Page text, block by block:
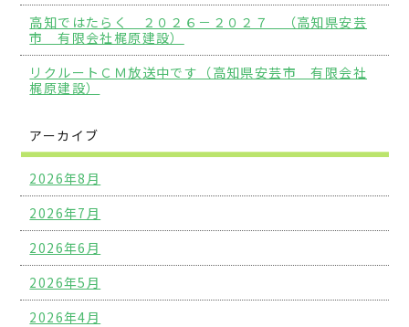
高知ではたらく ２０２６－２０２７ （高知県安芸
市 有限会社梶原建設）
リクルートＣＭ放送中です（高知県安芸市 有限会社
梶原建設）
アーカイブ
2026年8月
2026年7月
2026年6月
2026年5月
2026年4月